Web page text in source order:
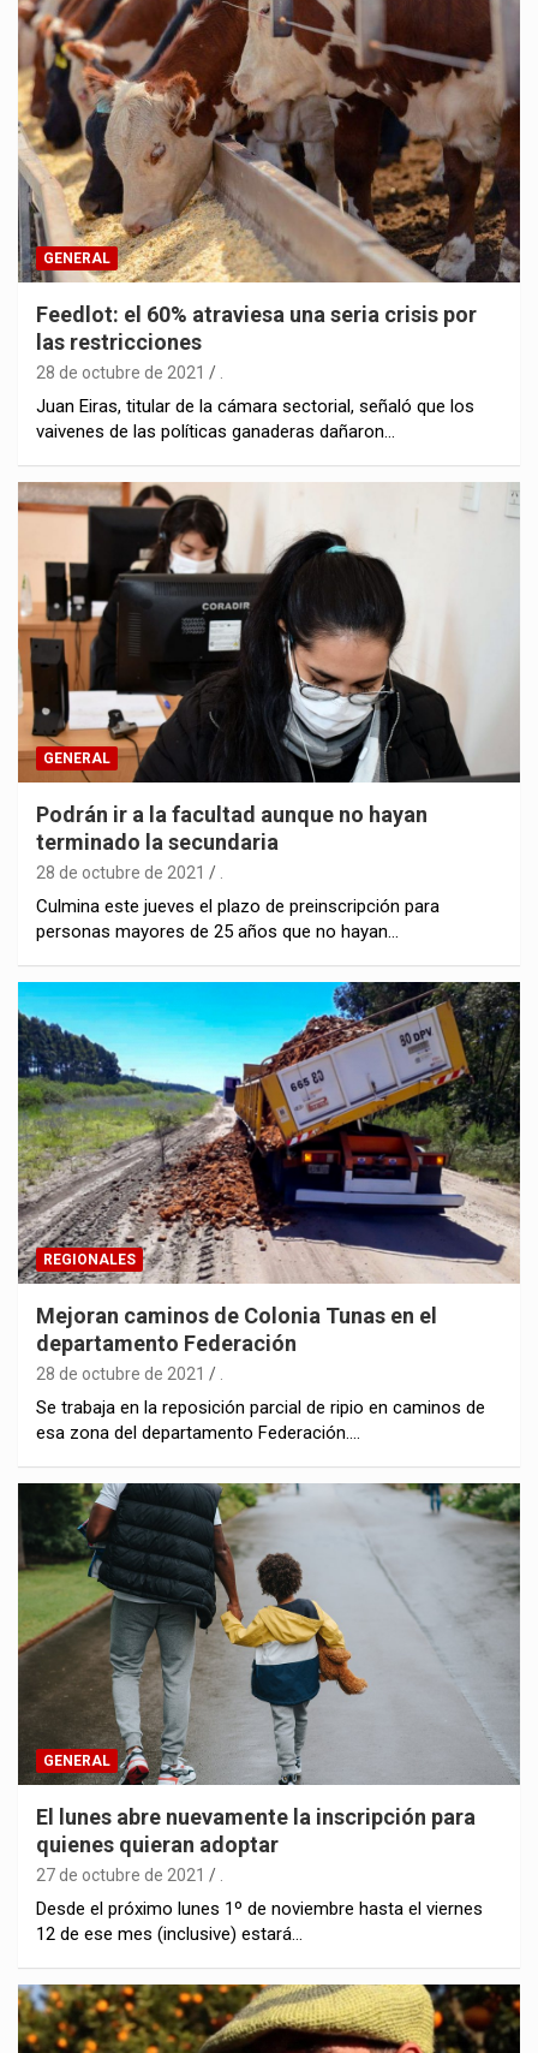
GENERAL
Feedlot: el 60% atraviesa una seria crisis por
las restricciones
28 de octubre de 2021
Juan Eiras, titular de la cámara sectorial, señaló que los
vaivenes de las políticas ganaderas dañaron…
GENERAL
Podrán ir a la facultad aunque no hayan
terminado la secundaria
28 de octubre de 2021 .
Culmina este jueves el plazo de preinscripción para
personas mayores de 25 años que no hayan…
REGIONALES
Mejoran caminos de Colonia Tunas en el
departamento Federación
28 de octubre de 2021
Se trabaja en la reposición parcial de ripio en caminos de
esa zona del departamento Federación.…
GENERAL
El lunes abre nuevamente la inscripción para
quienes quieran adoptar
27 de octubre de 2021
Desde el próximo lunes 1º de noviembre hasta el viernes
12 de ese mes (inclusive) estará…